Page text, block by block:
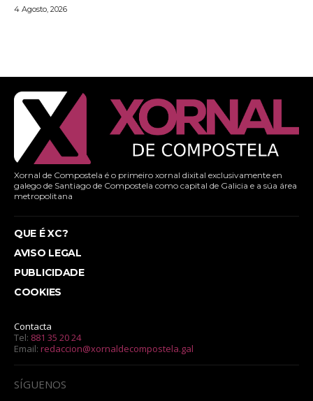
4 Agosto, 2026
Xornal de Compostela é o primeiro xornal dixital exclusivamente en
galego de Santiago de Compostela como capital de Galicia e a súa área
metropolitana
QUE É XC?
AVISO LEGAL
PUBLICIDADE
COOKIES
Contacta
Tel: 881 35 20 24
Email: redaccion@xornaldecompostela.gal
SÍGUENOS